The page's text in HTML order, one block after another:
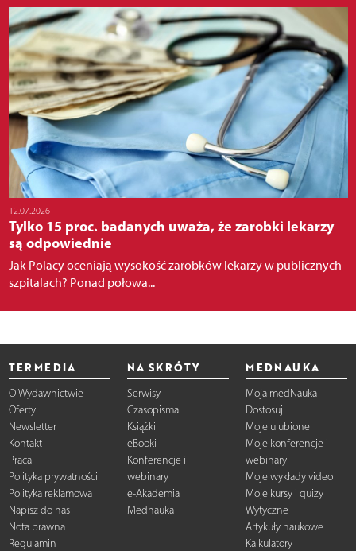
12.07.2026
Tylko 15 proc. badanych uważa, że zarobki lekarzy
są odpowiednie
Jak Polacy oceniają wysokość zarobków lekarzy w publicznych
szpitalach? Ponad połowa...
TERMEDIA
O Wydawnictwie
Oferty
Newsletter
Kontakt
Praca
Polityka prywatności
Polityka reklamowa
Napisz do nas
Nota prawna
Regulamin
NA SKRÓTY
Serwisy
Czasopisma
Książki
eBooki
Konferencje i
webinary
e-Akademia
Mednauka
MEDNAUKA
Moja medNauka
Dostosuj
Moje ulubione
Moje konferencje i
webinary
Moje wykłady video
Moje kursy i quizy
Wytyczne
Artykuły naukowe
Kalkulatory